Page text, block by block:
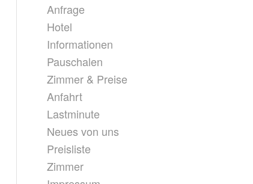
Anfrage
Hotel
Informationen
Pauschalen
Zimmer & Preise
Anfahrt
Lastminute
Neues von uns
Preisliste
Zimmer